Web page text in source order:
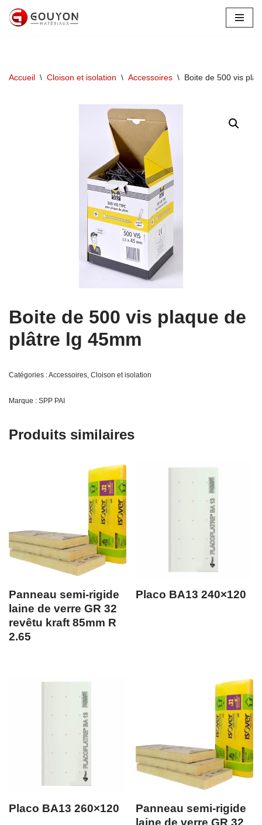
Accueil \ Cloison et isolation \ Accessoires \ Boite de 500 vis
Boite de 500 vis plaque de
plâtre lg 45mm
Catégories :Accessoires, Cloison et isolation
Marque : SPP PAI
Produits similaires
Panneau semi-rigide
laine de verre GR 32
revêtu kraft 85mm R
2.65
Placo BA13 240×120
Placo BA13 260×120
Panneau semi-rigide